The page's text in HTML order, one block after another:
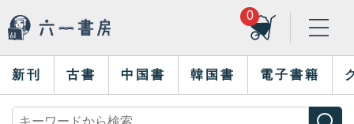
0
新刊 古書 中国書 韓国書 電子書籍